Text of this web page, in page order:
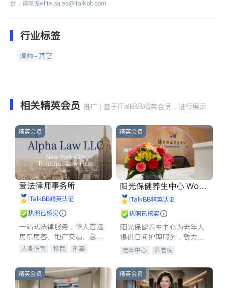
台，请联系elite.sales@italkbb.com
行业标签
律师-其它
相关精英会员 推广 | 基于iTalkBB精英会员，进行展示
精英会员
爱法律师事务所
iTalkBB精英认证
执照已核实
一站式法律服务，华人首选.
房东房客、地产交易、意外
伤害、车祸重伤、商业诉
建筑合同、刑事案件全包办
人身伤害 移民
刑事
信托/遗嘱
商业
商标注册
索赔
律师-其它
精英会员
阳光保健养生中心 World
shine
iTalkBB精英认证
执照已核实
阳光保健养生中心为老年人
提供日间护理服务，致力于
通过持续的护理创新来有效
老年中心 养老院
精英会员 精英会员